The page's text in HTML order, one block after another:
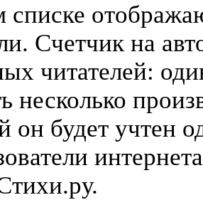
Счетчик на
читателей:
несколько
он будет учтен